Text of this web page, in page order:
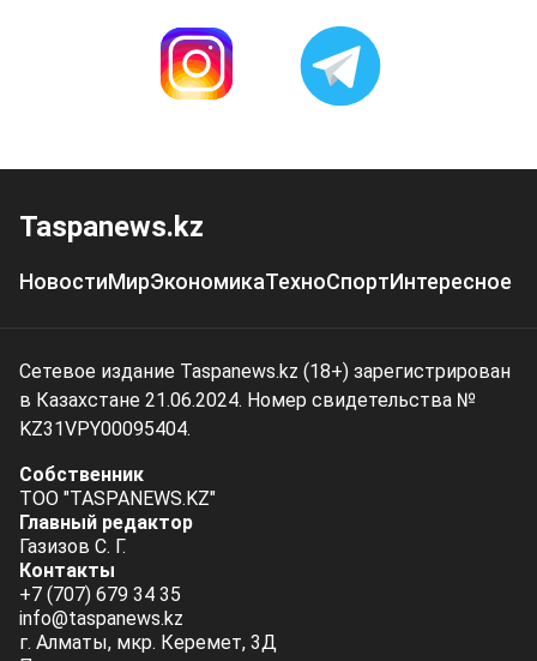
Taspanews.kz
НовостиМирЭкономикаТехноСпортИнтересное
Сетевое издание Taspanews.kz (18+) зарегистрирован
в Казахстане 21.06.2024. Номер свидетельства №
KZ31VPY00095404.
Собственник
ТОО "TASPANEWS.KZ"
Главный редактор
Газизов С. Г.
Контакты
+7 (707) 679 34 35
info@taspanews.kz
г. Алматы, мкр. Керемет, 3Д